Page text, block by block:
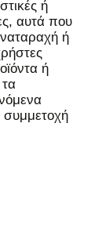
ή
αυτά που
ή
ή
τα
συμμετοχή